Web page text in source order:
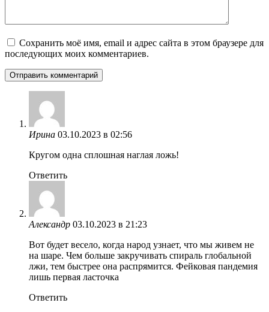
Сохранить моё имя, email и адрес сайта в этом браузере для
последующих моих комментариев.
Ирина 03.10.2023 в 02:56
Кругом одна сплошная наглая ложь!
Ответить
Александр 03.10.2023 в 21:23
Вот будет весело, когда народ узнает, что мы живем не
на шаре. Чем больше закручивать спираль глобальной
лжи, тем быстрее она распрямится. Фейковая пандемия
лишь первая ласточка
Ответить